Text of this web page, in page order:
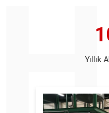
Yıllık